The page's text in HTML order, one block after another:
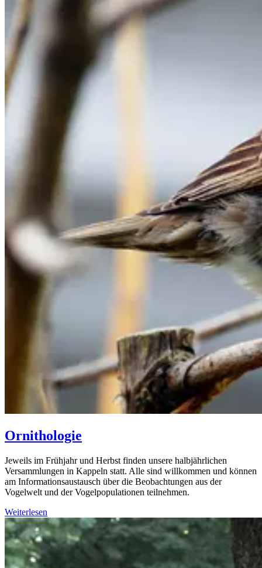
Ornithologie
Jeweils im Frühjahr und Herbst finden unsere halbjährlichen
Versammlungen in Kappeln statt. Alle sind willkommen und können
am Informationsaustausch über die Beobachtungen aus der
Vogelwelt und der Vogelpopulationen teilnehmen.
Weiterlesen